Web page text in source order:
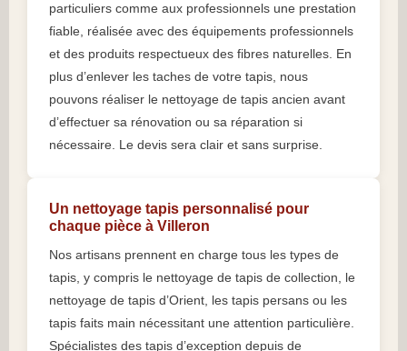
particuliers comme aux professionnels une prestation
fiable, réalisée avec des équipements professionnels
et des produits respectueux des fibres naturelles. En
plus d’enlever les taches de votre tapis, nous
pouvons réaliser le nettoyage de tapis ancien avant
d’effectuer sa rénovation ou sa réparation si
nécessaire. Le devis sera clair et sans surprise.
Un nettoyage tapis personnalisé pour
chaque pièce à Villeron
Nos artisans prennent en charge tous les types de
tapis, y compris le nettoyage de tapis de collection, le
nettoyage de tapis d’Orient, les tapis persans ou les
tapis faits main nécessitant une attention particulière.
Spécialistes des tapis d’exception depuis de